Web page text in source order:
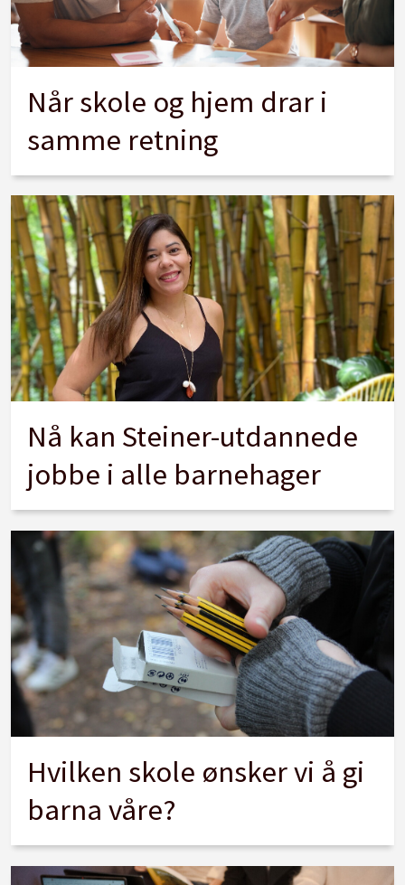
Når skole og hjem drar i
samme retning
Nå kan Steiner-utdannede
jobbe i alle barnehager
Hvilken skole ønsker vi å gi
barna våre?